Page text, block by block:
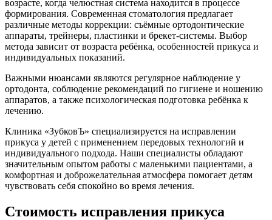
возрасте, когда челюстная система находится в процессе
формирования. Современная стоматология предлагает
различные методы коррекции: съёмные ортодонтические
аппараты, трейнеры, пластинки и брекет-системы. Выбор
метода зависит от возраста ребёнка, особенностей прикуса и
индивидуальных показаний.
Важными нюансами являются регулярное наблюдение у
ортодонта, соблюдение рекомендаций по гигиене и ношению
аппаратов, а также психологическая подготовка ребёнка к
лечению.
Клиника «ЗубковЪ» специализируется на исправлении
прикуса у детей с применением передовых технологий и
индивидуального подхода. Наши специалисты обладают
значительным опытом работы с маленькими пациентами, а
комфортная и доброжелательная атмосфера помогает детям
чувствовать себя спокойно во время лечения.
Стоимость исправления прикуса